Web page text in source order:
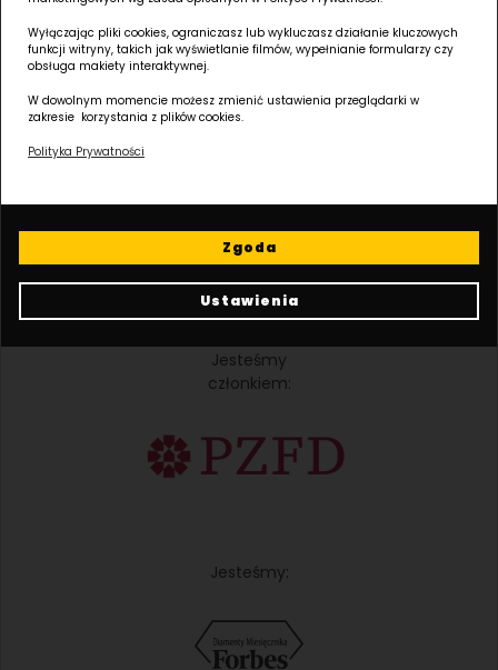
Wyłączając pliki cookies, ograniczasz lub wykluczasz działanie kluczowych
funkcji witryny, takich jak wyświetlanie filmów, wypełnianie formularzy czy
obsługa makiety interaktywnej.
W dowolnym momencie możesz zmienić ustawienia przeglądarki w
zakresie korzystania z plików cookies.
Polityka Prywatności
Ustawienia
Zgoda
GOSPODARCZY KRAJOWEGO REJESTRU SADOWEGO, Kapitał zakładowy: 30 575
000,00 ZŁ
Należymy
Jesteśmy
członkiem:
Jesteśmy: